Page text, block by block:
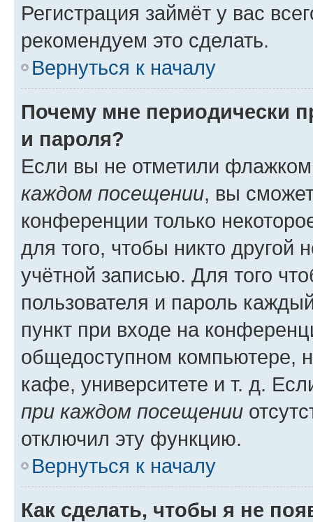
Регистрация займёт у вас
рекомендуем это сделать.
Вернуться к началу
Почему мне периодически
и пароля?
Если вы не отметили
каждом посещении, вы
конференции только
для того, чтобы никто другой
учётной записью. Для того
пользователя и пароль
пункт при входе на
общедоступном компьютере,
кафе, университете и т. д.
при каждом посещении
отключил эту функцию.
Вернуться к началу
Как сделать, чтобы я не